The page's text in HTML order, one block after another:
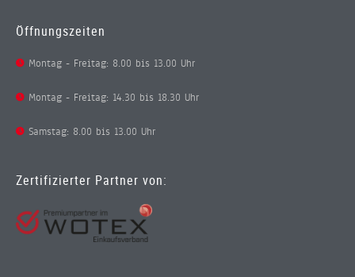
Öffnungszeiten
Montag - Freitag: 8.00 bis 13.00 Uhr
Montag - Freitag: 14.30 bis 18.30 Uhr
Samstag: 8.00 bis 13.00 Uhr
Zertifizierter Partner von: